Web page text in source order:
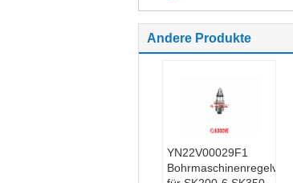
Andere Produkte
YN22V00029F1
Bohrmaschinenregelventil